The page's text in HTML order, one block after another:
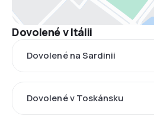
Dovolené v Itálii
Dovolené na Sardinii
Dovolené v Toskánsku